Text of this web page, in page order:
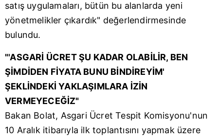
Çerezlere ilişkin tercihlerinizi aşağıda yer alan panel
vasıtasıyla belirleyebilirsiniz. Çerezlere ilişkin detaylı bilgi
için Ayarlar butonuna tıklayabilir,
6698 sayılı Kişisel Verilerin Korunması Kanunu uyarınca
hazırlanmış Aydınlatma Metnimizi okumak ve sitemizde
ilgili mevzuata uygun olarak kullanılan çerezlerle ilgili bilgi
satış uygulamaları, bütün bu alanlarda yeni
yönetmelikler çıkardık" değerlendirmesinde
bulundu.
"'ASGARİ ÜCRET ŞU KADAR OLABİLİR, BEN
ŞİMDİDEN FİYATA BUNU BİNDİREYİM'
ŞEKLİNDEKİ YAKLAŞIMLARA İZİN
VERMEYECEĞİZ"
Bakan Bolat, Asgari Ücret Tespit Komisyonu'nun
10 Aralık itibarıyla ilk toplantısını yapmak üzere